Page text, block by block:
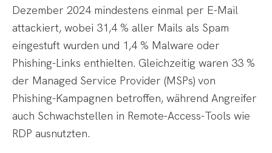
Dezember 2024 mindestens einmal per E-Mail
attackiert, wobei 31,4 % aller Mails als Spam
eingestuft wurden und 1,4 % Malware oder
Phishing-Links enthielten. Gleichzeitig waren 33 %
der Managed Service Provider (MSPs) von
Phishing-Kampagnen betroffen, während Angreifer
auch Schwachstellen in Remote-Access-Tools wie
RDP ausnutzten.